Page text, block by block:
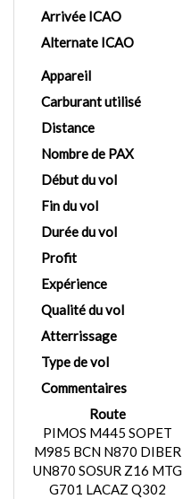
Arrivée ICAO
Alternate ICAO
Appareil
Carburant utilisé
Distance
Nombre de PAX
Début du vol
Fin du vol
Durée du vol
Profit
Expérience
Qualité du vol
Atterrissage
Type de vol
Commentaires
Route
PIMOS M445 SOPET
M985 BCN N870 DIBER
UN870 SOSUR Z16 MTG
G701 LACAZ Q302